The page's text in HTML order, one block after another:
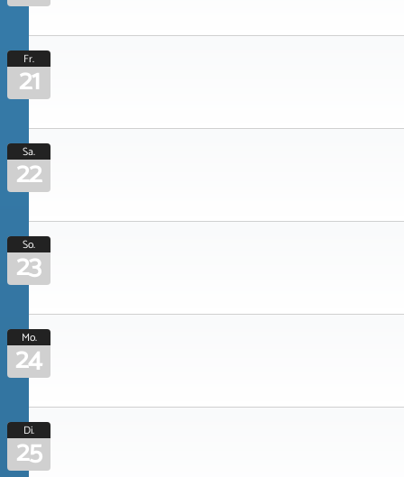
Fr.
21
Sa.
22
So.
23
Mo.
24
Di.
25